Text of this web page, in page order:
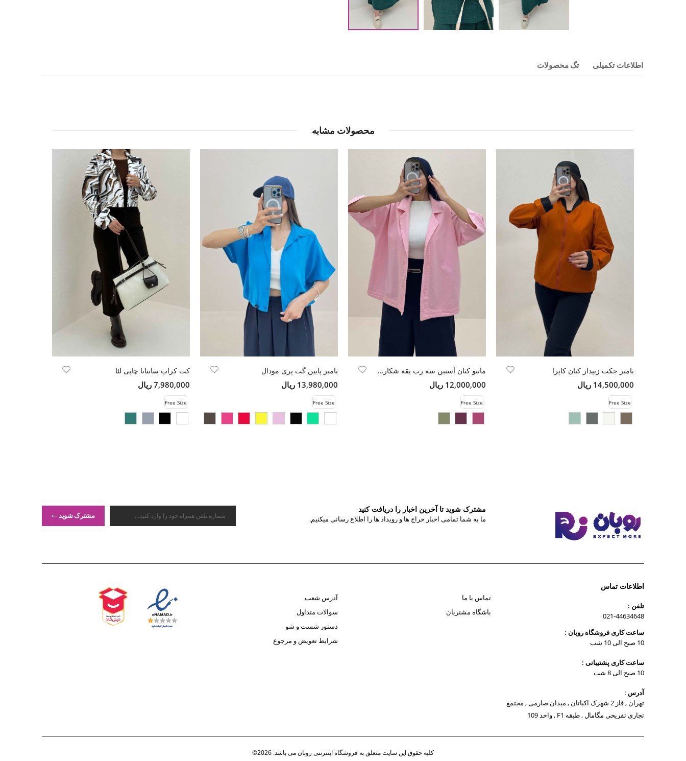
اطلاعات تکمیلی تگ محصولات
محصولات مشابه
بامبر جکت زیپدار کتان کاپرا
14,500,000 ریال
Free Size
مانتو کتان آستین سه رب یقه شکاری TR
12,000,000 ریال
Free Size
بامبر پایین گت پری مودال
13,980,000 ریال
Free Size
کت کراپ سانتانا چاپی لئا
7,980,000 ریال
Free Size
مشترک شوید تا آخرین اخبار را دریافت کنید
ما به شما تمامی اخبار حراج ها و رویداد ها را اطلاع رسانی میکنیم. مشترک شوید
اطلاعات تماس
تلفن :
021-44634648
ساعت کاری فروشگاه روبان :
10 صبح الی 10 شب
ساعت کاری پشتیبانی :
10 صبح الی 8 شب
آدرس :
تهران , فاز 2 شهرک اکباتان , میدان صارمی , مجتمع
تجاری تفریحی مگامال , طبقه F1 , واحد 109
تماس با ما
باشگاه مشتریان
آدرس شعب
سوالات متداول
دستور شست و شو
شرایط تعویض و مرجوع
کلیه حقوق این سایت متعلق به فروشگاه اینترنتی روبان می باشد. 2026©